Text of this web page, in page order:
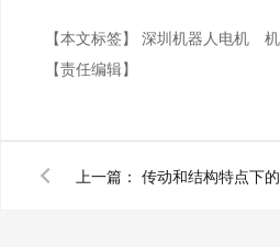
【本文标签】 深圳机器人电机
【责任编辑】
上一篇：